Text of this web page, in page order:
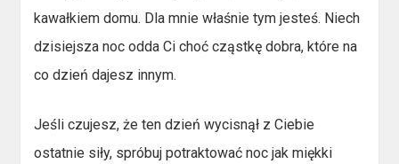
kawałkiem domu. Dla mnie właśnie tym jesteś. Niech
dzisiejsza noc odda Ci choć cząstkę dobra, które na
co dzień dajesz innym.
Jeśli czujesz, że ten dzień wycisnął z Ciebie
ostatnie siły, spróbuj potraktować noc jak miękki